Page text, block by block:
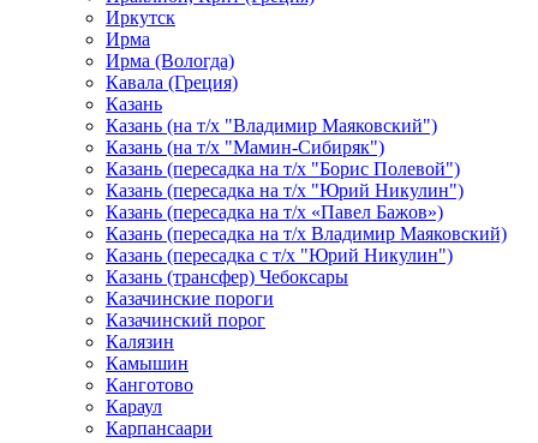
Иркутск
Ирма
Ирма (Вологда)
Кавала (Греция)
Казань
Казань (на т/х "Владимир Маяковский")
Казань (на т/х "Мамин-Сибиряк")
Казань (пересадка на т/х "Борис Полевой")
Казань (пересадка на т/х "Юрий Никулин")
Казань (пересадка на т/х «Павел Бажов»)
Казань (пересадка на т/х Владимир Маяковский)
Казань (пересадка с т/х "Юрий Никулин")
Казань (трансфер) Чебоксары
Казачинские пороги
Казачинский порог
Калязин
Камышин
Канготово
Караул
Карпансаари